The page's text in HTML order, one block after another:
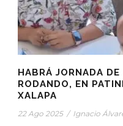
HABRÁ JORNADA
RODANDO, EN
XALAPA
22 Ago 2025 / Ignacio